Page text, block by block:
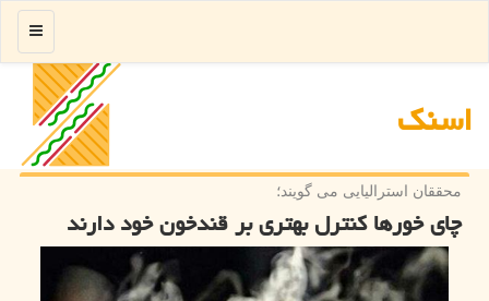
اسنك
منو
محققان استرالیایی می گویند؛
چای خورها کنترل بهتری بر قندخون خود دارند